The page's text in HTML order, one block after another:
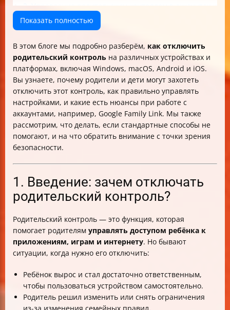
3. Управление родительским контролем в аккаунтах и
сервисах
4. Что делать, если родительский контроль не
5. Безопасность и последствия отключения
родительского контроля
6. Дополнительные советы для родителей
Итог
Показать полностью
В этом блоге мы подробно разберём, как отключить
родительский контроль на различных устройствах и
платформах, включая Windows, macOS, Android и iOS.
Вы узнаете, почему родители и дети могут захотеть
отключить этот контроль, как правильно управлять
настройками, и какие есть нюансы при работе с
аккаунтами, например, Google Family Link. Мы также
рассмотрим, что делать, если стандартные способы не
помогают, и на что обратить внимание с точки зрения
безопасности.
1. Введение: зачем отключать
родительский контроль?
Родительский контроль — это функция, которая
помогает родителям управлять доступом ребёнка к
приложениям, играм и интернету. Но бывают
ситуации, когда нужно его отключить:
Ребёнок вырос и стал достаточно ответственным,
чтобы пользоваться устройством самостоятельно.
Родитель решил изменить или снять ограничения